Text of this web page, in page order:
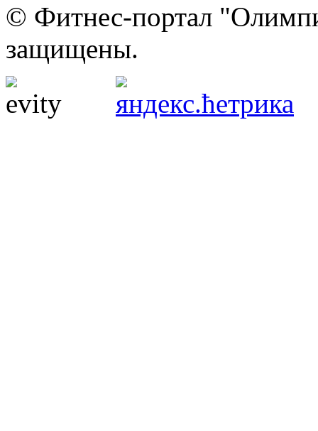
© Фитнес-портал
защищены.